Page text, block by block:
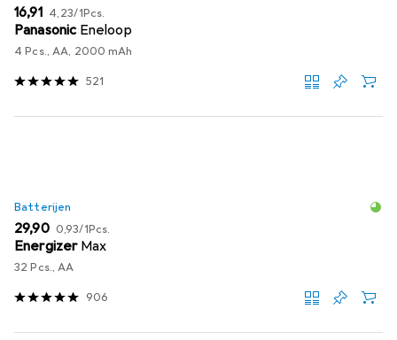
EUR
16,91 EUR
4,23/1Pcs.
Panasonic Eneloop
4 Pcs., AA, 2000 mAh
521
Batterijen
EUR
29,90 EUR
0,93/1Pcs.
Energizer Max
32 Pcs., AA
906